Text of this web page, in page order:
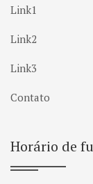
Link1
Link2
Link3
Contato
Horário de